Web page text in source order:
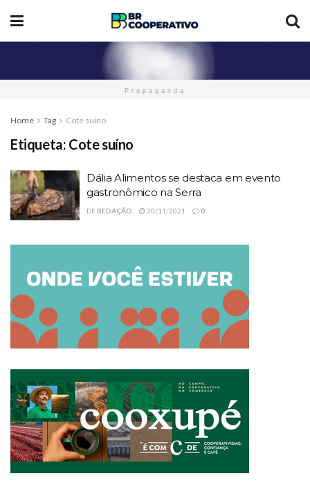
Propaganda
Home Tag Cote suíno
Etiqueta: Cote suíno
Dália Alimentos se destaca em evento
gastronômico na Serra
DE REDAÇÃO 20/11/2021 0